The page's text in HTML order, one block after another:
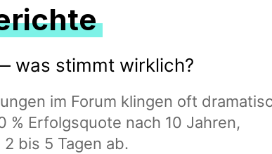
was stimmt wirklich?
im Forum klingen oft
% Erfolgsquote nach 10 Jahren,
bis 5 Tagen ab.